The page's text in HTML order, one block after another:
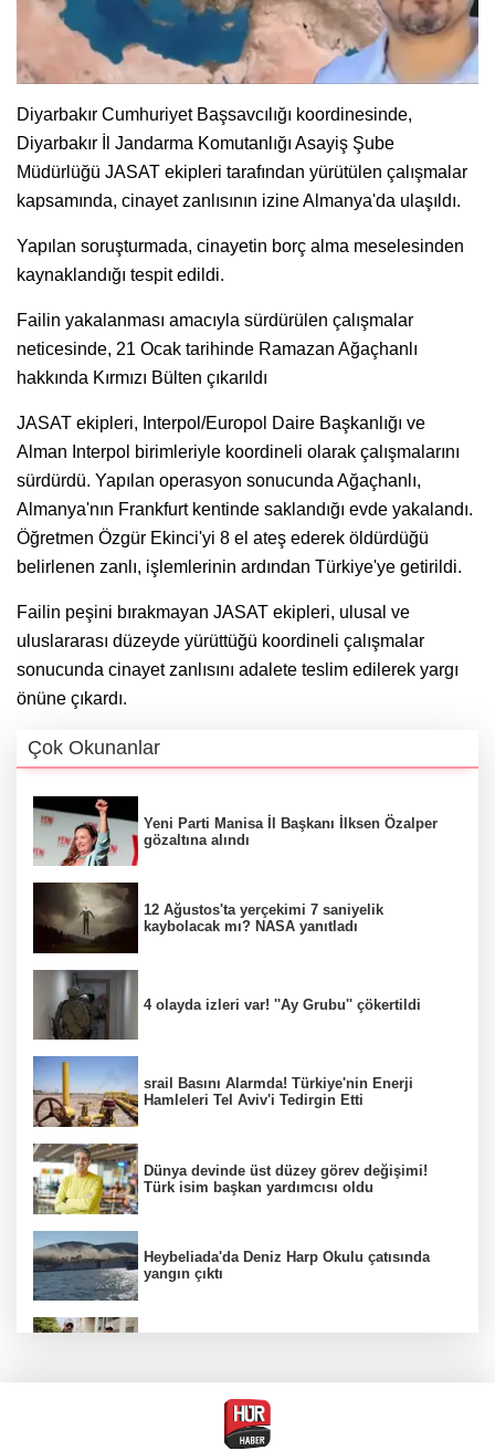
Diyarbakır Cumhuriyet Başsavcılığı koordinesinde,
Diyarbakır İl Jandarma Komutanlığı Asayiş Şube
Müdürlüğü JASAT ekipleri tarafından yürütülen çalışmalar
kapsamında, cinayet zanlısının izine Almanya'da ulaşıldı.
Yapılan soruşturmada, cinayetin borç alma meselesinden
kaynaklandığı tespit edildi.
Failin yakalanması amacıyla sürdürülen çalışmalar
neticesinde, 21 Ocak tarihinde Ramazan Ağaçhanlı
hakkında Kırmızı Bülten çıkarıldı
JASAT ekipleri, Interpol/Europol Daire Başkanlığı ve
Alman Interpol birimleriyle koordineli olarak çalışmalarını
sürdürdü. Yapılan operasyon sonucunda Ağaçhanlı,
Almanya'nın Frankfurt kentinde saklandığı evde yakalandı.
Öğretmen Özgür Ekinci'yi 8 el ateş ederek öldürdüğü
belirlenen zanlı, işlemlerinin ardından Türkiye'ye getirildi.
Failin peşini bırakmayan JASAT ekipleri, ulusal ve
uluslararası düzeyde yürüttüğü koordineli çalışmalar
sonucunda cinayet zanlısını adalete teslim edilerek yargı
önüne çıkardı.
Çok Okunanlar
Yeni Parti Manisa İl Başkanı İlksen Özalper
gözaltına alındı
12 Ağustos'ta yerçekimi 7 saniyelik
kaybolacak mı? NASA yanıtladı
4 olayda izleri var! ''Ay Grubu'' çökertildi
srail Basını Alarmda! Türkiye'nin Enerji
Hamleleri Tel Aviv'i Tedirgin Etti
Dünya devinde üst düzey görev değişimi!
Türk isim başkan yardımcısı oldu
Heybeliada'da Deniz Harp Okulu çatısında
yangın çıktı
MGK toplanıyor: Ana gündem Terörsüz